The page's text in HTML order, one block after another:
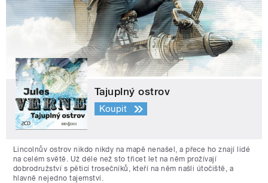
Tajuplný ostrov
Koupit
Lincolnův ostrov nikdo nikdy na mapě nenašel, a přece ho znají lidé
na celém světě. Už déle než sto třicet let na něm prožívají
dobrodružství s pěticí trosečníků, kteří na něm našli útočiště, a
hlavně nejedno tajemství.